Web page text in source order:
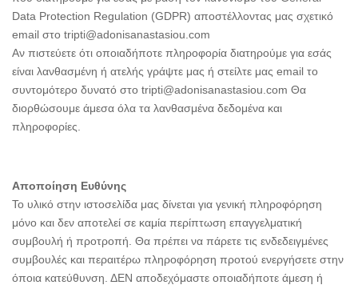
Data Protection Regulation (GDPR) αποστέλλοντας μας σχετικό
email στο tripti@adonisanastasiou.com
Αν πιστεύετε ότι οποιαδήποτε πληροφορία διατηρούμε για εσάς
είναι λανθασμένη ή ατελής γράψτε μας ή στείλτε μας email το
συντομότερο δυνατό στο tripti@adonisanastasiou.com Θα
διορθώσουμε άμεσα όλα τα λανθασμένα δεδομένα και
πληροφορίες.
Αποποίηση Ευθύνης
Το υλικό στην ιστοσελίδα μας δίνεται για γενική πληροφόρηση
μόνο και δεν αποτελεί σε καμία περίπτωση επαγγελματική
συμβουλή ή προτροπή. Θα πρέπει να πάρετε τις ενδεδειγμένες
συμβουλές και περαιτέρω πληροφόρηση προτού ενεργήσετε στην
όποια κατεύθυνση. ΔΕΝ αποδεχόμαστε οποιαδήποτε άμεση ή